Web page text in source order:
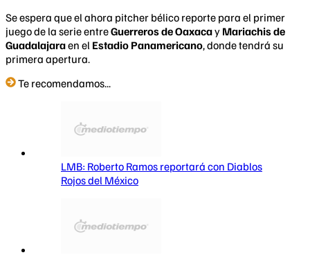
Se espera que el ahora pitcher bélico reporte para el primer
juego de la serie entreGuerreros de Oaxacay Mariachis de
Guadalajaraen el Estadio Panamericano, donde tendrá su
primera apertura.
Te recomendamos...
LMB: Roberto Ramos reportará con Diablos
Rojos del México